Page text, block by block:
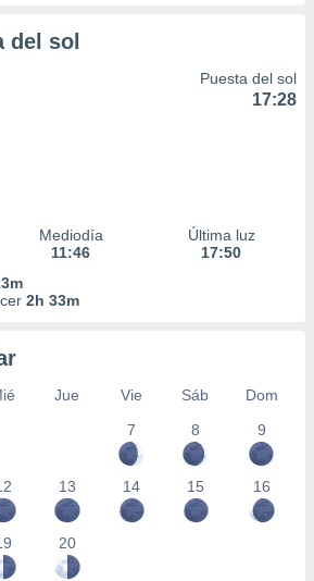
del sol
Puesta del sol
17:28
Mediodía
11:46
Última luz
17:50
2h 33m
Jue Vie Sáb
Dom
7
8 9
13 14 15 16
20